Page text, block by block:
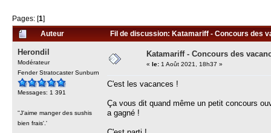
Pages: [1]
Auteur
Fil de discussion: Katamariff - Concours des
Herondil
Modérateur
Fender Stratocaster Sunburn
Messages: 1 391
''J'aime manger des sushis
bien frais'.'
Katamariff - Concours des
« le: 1 Août 2021, 18h37 »
C'est les vacances !
Ça vous dit quand même un petit concours
a gagné !